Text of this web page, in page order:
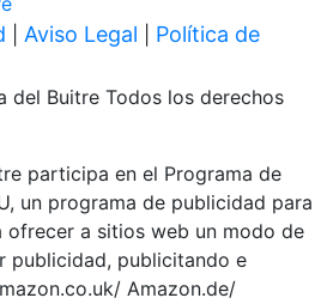
Aviso Legal
Política de
Buitre Todos los derechos
participa en el Programa de
un programa de publicidad para
ofrecer a sitios web un modo de
publicidad, publicitando e
Amazon.de/